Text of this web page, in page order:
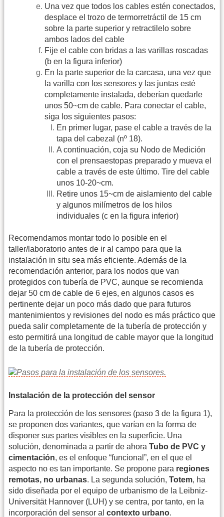
Una vez que todos los cables estén conectados,
desplace el trozo de termorretráctil de 15 cm
sobre la parte superior y retractilelo sobre
ambos lados del cable
Fije el cable con bridas a las varillas roscadas
(b en la figura inferior)
En la parte superior de la carcasa, una vez que
la varilla con los sensores y las juntas esté
completamente instalada, deberían quedarle
unos 50~cm de cable. Para conectar el cable,
siga los siguientes pasos:
En primer lugar, pase el cable a través de la
tapa del cabezal (nº 18).
A continuación, coja su Nodo de Medición
con el prensaestopas preparado y mueva el
cable a través de este último. Tire del cable
unos 10-20~cm.
Retire unos 15~cm de aislamiento del cable
y algunos milímetros de los hilos
individuales (c en la figura inferior)
Recomendamos montar todo lo posible en el
taller/laboratorio antes de ir al campo para que la
instalación in situ sea más eficiente. Además de la
recomendación anterior, para los nodos que van
protegidos con tubería de PVC, aunque se recomienda
dejar 50 cm de cable de 6 ejes, en algunos casos es
pertinente dejar un poco más dado que para futuros
mantenimientos y revisiones del nodo es más práctico que
pueda salir completamente de la tubería de protección y
esto permitirá una longitud de cable mayor que la longitud
de la tubería de protección.
Instalación de la protección del sensor
Para la protección de los sensores (paso 3 de la figura 1),
se proponen dos variantes, que varían en la forma de
disponer sus partes visibles en la superficie. Una
solución, denominada a partir de ahora Tubo de PVC y
cimentación, es el enfoque “funcional”, en el que el
aspecto no es tan importante. Se propone para regiones
remotas, no urbanas. La segunda solución, Totem, ha
sido diseñada por el equipo de urbanismo de la Leibniz-
Universität Hannover (LUH) y se centra, por tanto, en la
incorporación del sensor al contexto urbano.